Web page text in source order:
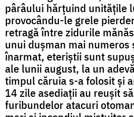
pârâului hărțuind unitățile
provocându-le grele
retragă între zidurile
unui dușman mai numeros
înarmat, eteriștii sunt
ale lunii august, la un
timpul căruia s-a folosit și
14 zile asediații au reușit
furibundelor atacuri